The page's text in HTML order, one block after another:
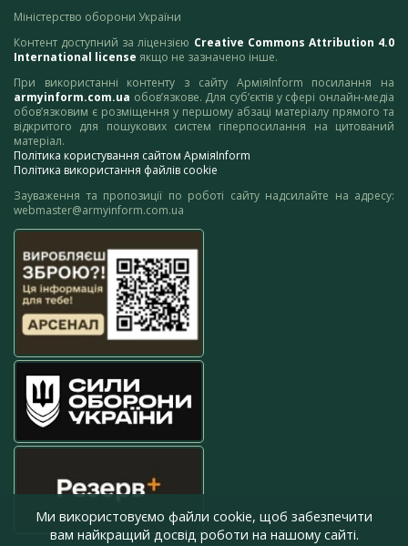
Міністерство оборони України
Контент доступний за ліцензією Creative Commons Attribution 4.0
International license якщо не зазначено інше.
При використанні контенту з сайту АрміяInform посилання на
armyinform.com.ua обов’язкове. Для суб’єктів у сфері онлайн-медіа
обов’язковим є розміщення у першому абзаці матеріалу прямого та
відкритого для пошукових систем гіперпосилання на цитований
матеріал.
Політика користування сайтом АрміяInform
Політика використання файлів cookie
Зауваження та пропозиції по роботі сайту надсилайте на адресу:
webmaster@armyinform.com.ua
Ми використовуємо файли cookie, щоб забезпечити
вам найкращий досвід роботи на нашому сайті.